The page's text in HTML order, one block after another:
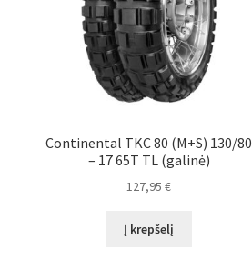
Continental TKC 80 (M+S) 130/80
– 17 65T TL (galinė)
127,95€
Į krepšelį